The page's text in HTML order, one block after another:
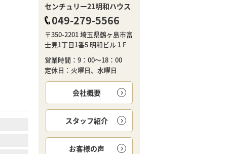
センチュリー21明和ハウス
049-279-5566
〒350-2201 埼玉県鶴ヶ島市富
士見1丁目1番5 明和ビル１F
営業時間：9：00～18：00
定休日：火曜日、水曜日
会社概要
スタッフ紹介
お客様の声